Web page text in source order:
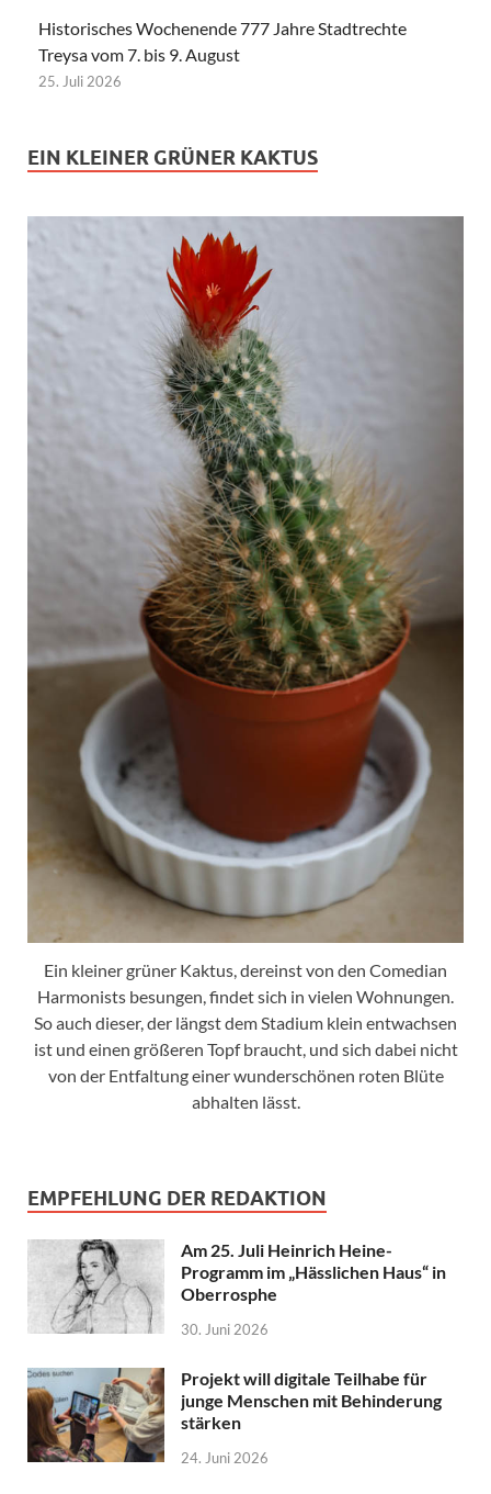
Historisches Wochenende 777 Jahre Stadtrechte
Treysa vom 7. bis 9. August
25. Juli 2026
EIN KLEINER GRÜNER KAKTUS
Ein kleiner grüner Kaktus, dereinst von den Comedian
Harmonists besungen, findet sich in vielen Wohnungen.
So auch dieser, der längst dem Stadium klein entwachsen
ist und einen größeren Topf braucht, und sich dabei nicht
von der Entfaltung einer wunderschönen roten Blüte
abhalten lässt.
EMPFEHLUNG DER REDAKTION
Am 25. Juli Heinrich Heine-
Programm im „Hässlichen Haus“ in
Oberrosphe
30. Juni 2026
Projekt will digitale Teilhabe für
junge Menschen mit Behinderung
stärken
24. Juni 2026